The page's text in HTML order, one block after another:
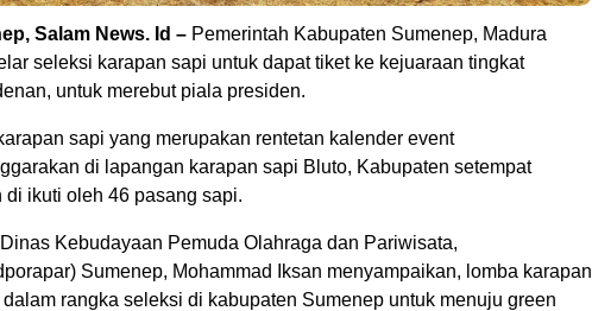
Salam News. Id – Pemerintah Kabupaten Sumenep, Madura
seleksi karapan sapi untuk dapat tiket ke kejuaraan tingkat
untuk merebut piala presiden.
sapi yang merupakan rentetan kalender event
di lapangan karapan sapi Bluto, Kabupaten setempat
di ikuti oleh 46 pasang sapi.
Kebudayaan Pemuda Olahraga dan Pariwisata,
Sumenep, Mohammad Iksan menyampaikan, lomba karapan
rangka seleksi di kabupaten Sumenep untuk menuju green